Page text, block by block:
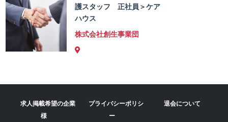
護スタッフ 正社員＞ケア
ハウス
株式会社創生事業団
求人掲載希望の企業
様
プライバシーポリシ
ー
退会について